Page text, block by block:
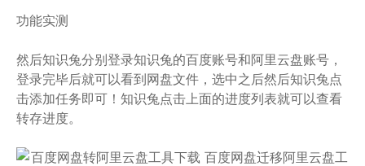
功能实测
然后知识兔分别登录知识兔的百度账号和阿里云盘账号，
登录完毕后就可以看到网盘文件，选中之后然后知识兔点
击添加任务即可！知识兔点击上面的进度列表就可以查看
转存进度。